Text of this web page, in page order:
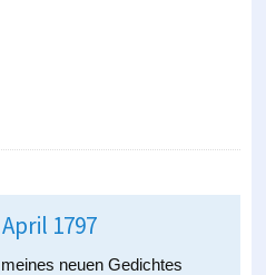
1797
neuen Gedichtes